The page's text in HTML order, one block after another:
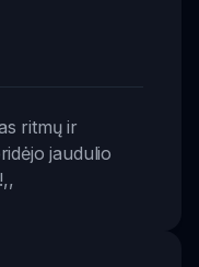
ritmų ir
jaudulio
,,